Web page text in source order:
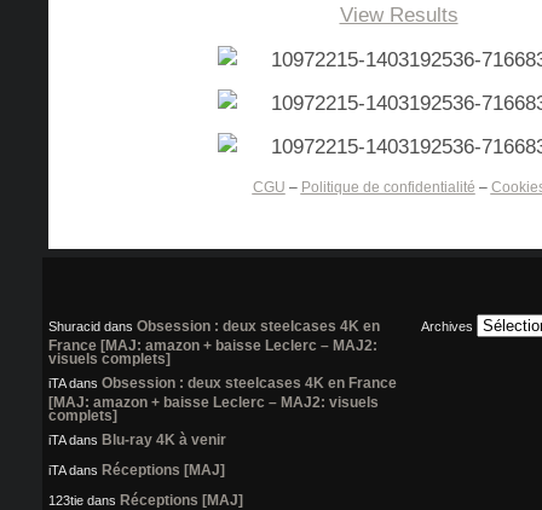
View Results
CGU – Politique de confidentialité –
Shuracid dans Obsession : deux steelcases 4K en
France [MAJ: amazon + baisse Leclerc – MAJ2:
visuels complets]
iTAdans Obsession : deux steelcases 4K en France
[MAJ: amazon + baisse Leclerc – MAJ2: visuels
complets]
iTAdans Blu-ray 4K à venir
iTAdans Réceptions [MAJ]
123tie dans Réceptions [MAJ]
Archives